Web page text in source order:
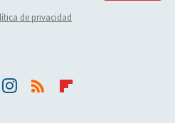
de privacidad